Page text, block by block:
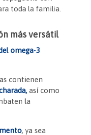
toda la familia.
más versátil
omega-3
contienen
así como
la
, ya sea